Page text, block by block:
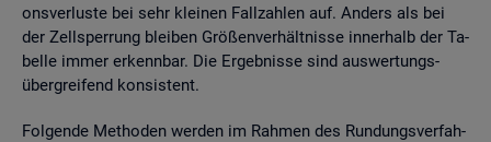
ons­ver­lus­te bei sehr klei­nen Fall­zah­len auf. An­ders als bei
der Zell­sper­rung blei­ben Grö­ßen­ver­hält­nis­se in­ner­halb der Ta­
bel­le immer er­kenn­bar. Die Er­geb­nis­se sind aus­wer­tungs­
über­grei­fend kon­sis­tent.
Fol­gen­de Me­tho­den wer­den im Rah­men des Run­dungs­ver­fah­